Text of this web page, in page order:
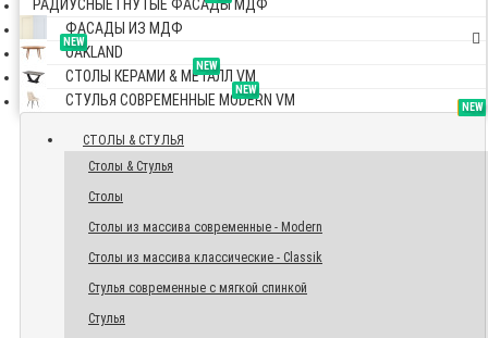
РАДИУСНЫЕ ГНУТЫЕ ФАСАДЫ МДФ
ФАСАДЫ ИЗ МДФ
NEW
OAKLAND
NEW
СТОЛЫ КЕРАМИ & МЕТАЛЛ VM
NEW
СТУЛЬЯ СОВРЕМЕННЫЕ MODERN VM TOP
СТОЛЫ & СТУЛЬЯ
Столы & Стулья
Столы
Столы из массива современные - Modern
Столы из массива классические - Classik
Стулья современные с мягкой спинкой
Стулья
NEW
NEW
NEW